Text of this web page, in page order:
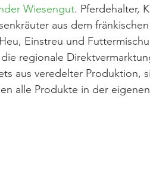
Wiesengut. Pferdehalter,
aus dem
Einstreu und
regionale
aus veredelter Produktion,
alle Produkte in der